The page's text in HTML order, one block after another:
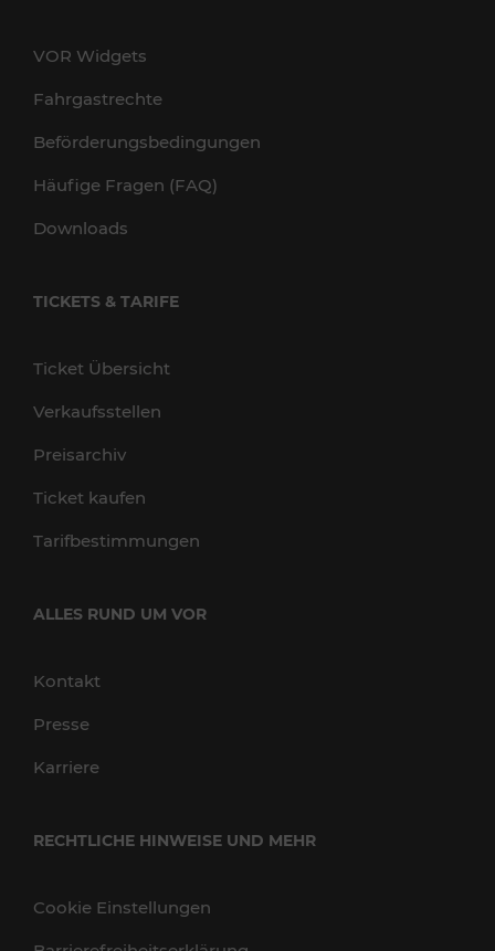
VOR Widgets
Fahrgastrechte
Beförderungsbedingungen
Häufige Fragen (FAQ)
Downloads
TICKETS & TARIFE
Ticket Übersicht
Verkaufsstellen
Preisarchiv
Ticket kaufen
Tarifbestimmungen
ALLES RUND UM VOR
Kontakt
Presse
Karriere
RECHTLICHE HINWEISE UND MEHR
Cookie Einstellungen